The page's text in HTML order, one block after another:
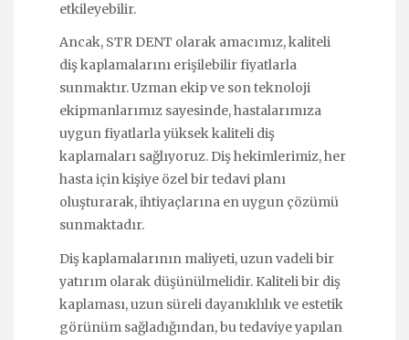
etkileyebilir.
Ancak, STR DENT olarak amacımız, kaliteli
diş kaplamalarını erişilebilir fiyatlarla
sunmaktır. Uzman ekip ve son teknoloji
ekipmanlarımız sayesinde, hastalarımıza
uygun fiyatlarla yüksek kaliteli diş
kaplamaları sağlıyoruz. Diş hekimlerimiz, her
hasta için kişiye özel bir tedavi planı
oluşturarak, ihtiyaçlarına en uygun çözümü
sunmaktadır.
Diş kaplamalarının maliyeti, uzun vadeli bir
yatırım olarak düşünülmelidir. Kaliteli bir diş
kaplaması, uzun süreli dayanıklılık ve estetik
görünüm sağladığından, bu tedaviye yapılan